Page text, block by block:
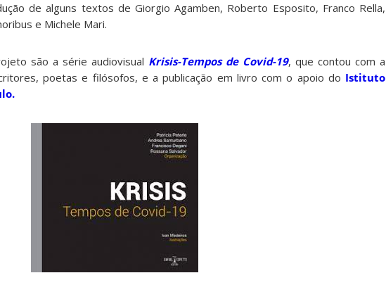
de alguns textos de Giorgio Agamben, Roberto Esposito, Franco Rella,
e Michele Mari.
são a série audiovisual Krisis-Tempos de Covid-19, que contou com a
poetas e filósofos, e a publicação em livro com o apoio do Istituto